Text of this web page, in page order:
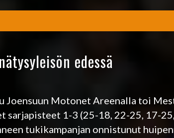
edessä
Joensuun Motonet Areenalla toi
sarjapisteet 1-3 (25-18, 22-25, 17-
tukikampanjan onnistunut